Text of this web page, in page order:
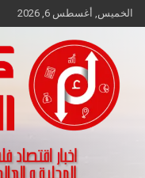
Skip
to
الخميس, أغسطس 6, 2026